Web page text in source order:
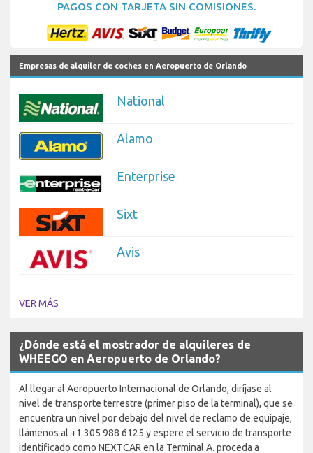
PAGOS CON TARJETA SIN COMISIONES.
Empresas de alquiler de coches en Aeropuerto de Orlando
National
Alamo
Enterprise
Sixt
Avis
VER MÁS
¿Dónde está el mostrador de alquileres de
WHEEGO en Aeropuerto de Orlando?
Al llegar al Aeropuerto Internacional de Orlando, diríjase al
nivel de transporte terrestre (primer piso de la terminal), que se
encuentra un nivel por debajo del nivel de reclamo de equipaje,
llámenos al +1 305 988 6125 y espere el servicio de transporte
identificado como NEXTCAR en la Terminal A. proceda a